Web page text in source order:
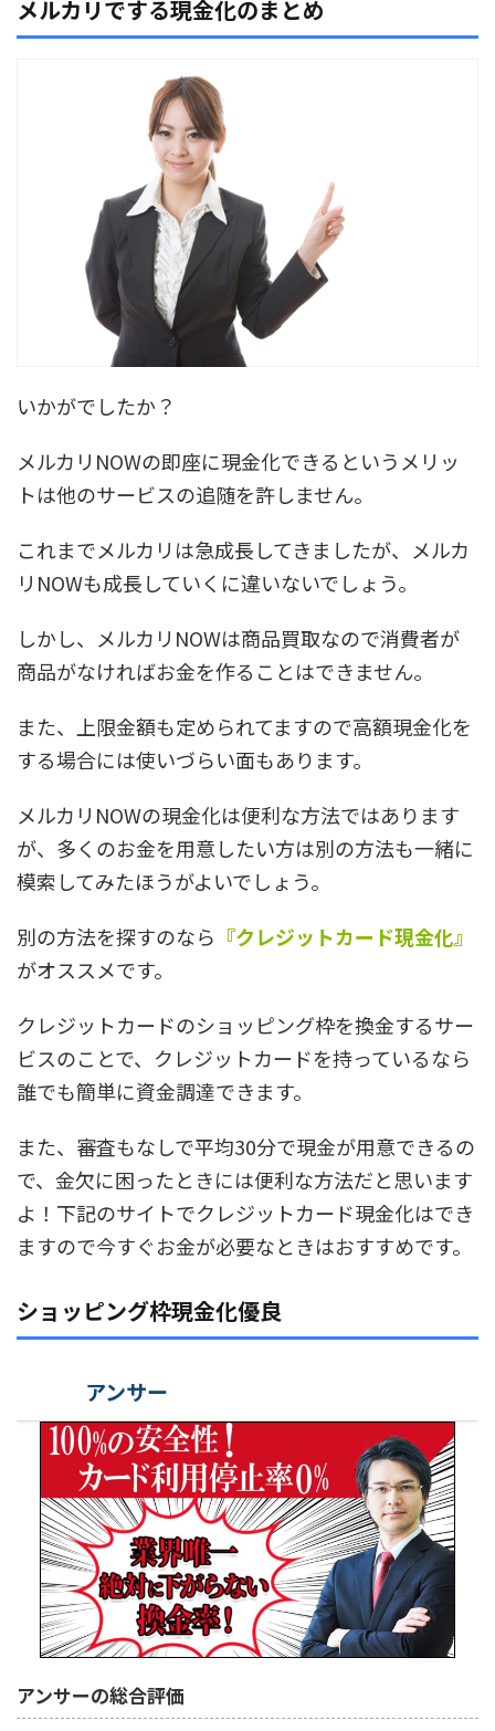
メルカリでする現金化のまとめ
いかがでしたか？
メルカリNOWの即座に現金化できるというメリッ
トは他のサービスの追随を許しません。
これまでメルカリは急成長してきましたが、メルカ
リNOWも成長していくに違いないでしょう。
しかし、メルカリNOWは商品買取なので消費者が
商品がなければお金を作ることはできません。
また、上限金額も定められてますので高額現金化を
する場合には使いづらい面もあります。
メルカリNOWの現金化は便利な方法ではあります
が、多くのお金を用意したい方は別の方法も一緒に
模索してみたほうがよいでしょう。
別の方法を探すのなら 『クレジットカード現金化』
がオススメです。
クレジットカードのショッピング枠を換金するサー
ビスのことで、クレジットカードを持っているなら
誰でも簡単に資金調達できます。
また、審査もなしで平均30分で現金が用意できるの
で、金欠に困ったときには便利な方法だと思います
よ！下記のサイトでクレジットカード現金化はでき
ますので今すぐお金が必要なときはおすすめです。
ショッピング枠現金化優良
アンサー
アンサーの総合評価